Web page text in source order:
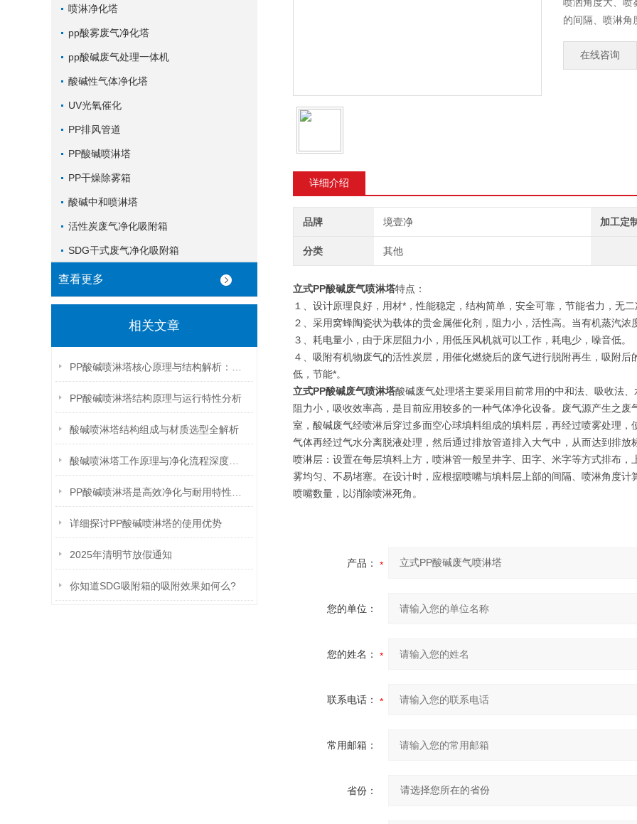
喷淋净化塔
pp酸雾废气净化塔
pp酸碱废气处理一体机
酸碱性气体净化塔
UV光氧催化
PP排风管道
PP酸碱喷淋塔
PP干燥除雾箱
酸碱中和喷淋塔
活性炭废气净化吸附箱
SDG干式废气净化吸附箱
查看更多
相关文章
PP酸碱喷淋塔结构原理与运行特性分析
酸碱喷淋塔结构组成与材质选型全解析
详细探讨PP酸碱喷淋塔的使用优势
2025年清明节放假通知
你知道SDG吸附箱的吸附效果如何么?
的间隔、喷淋角
在线咨询
详细介绍
品牌 境壹净 加工定制
分类 其他
立式PP酸碱废气喷淋塔特点：
１、设计原理良好，用材*，性能稳定，结构简单，安全可靠，节能省力，无
２、采用窝蜂陶瓷状为载体的贵金属催化剂，阻力小，活性高。当有机蒸汽浓
３、耗电量小，由于床层阻力小，用低压风机就可以工作，耗电少，噪音低。
４、吸附有机物废气的活性炭层，用催化燃烧后的废气进行脱附再生，吸附
低，节能*。
立式PP酸碱废气喷淋塔酸碱废气处理塔主要采用目前常用的中和法、吸收法
阻力小，吸收效率高，是目前应用较多的一种气体净化设备。废气源产生之
室，酸碱废气经喷淋后穿过多面空心球填料组成的填料层，再经过喷雾处理
气体再经过气水分离脱液处理，然后通过排放管道排入大气中，从而达到排放
喷淋层：设置在每层填料上方，喷淋管一般呈井字、田字、米字等方式排布
雾均匀、不易堵塞。在设计时，应根据喷嘴与填料层上部的间隔、喷淋角度
喷嘴数量，以消除喷淋死角。
产品：
您的单位：
您的姓名：
联系电话：
常用邮箱：
省份：